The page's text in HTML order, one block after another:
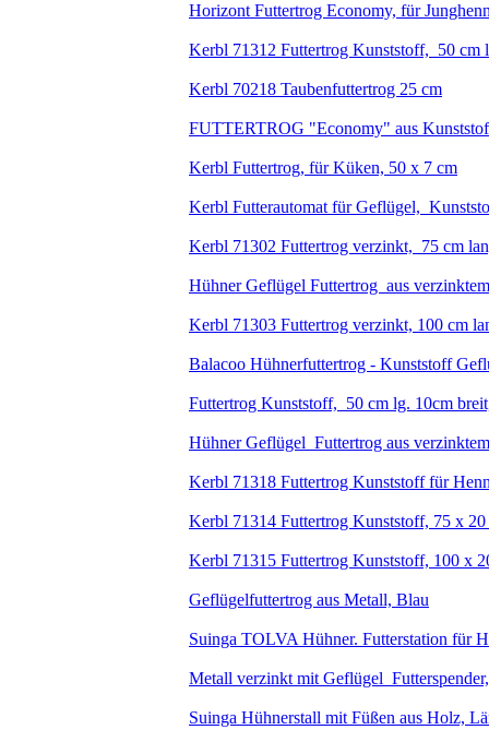
Horizont Futtertrog Economy, für
Kerbl 71312 Futtertrog Kunststoff, 50 cm
Kerbl 70218 Taubenfuttertrog 25 cm
FUTTERTROG "Economy" aus
Kerbl Futtertrog, für Küken, 50 x 7 cm
Kerbl Futterautomat für Geflügel,
Kerbl 71302 Futtertrog verzinkt, 75 cm
Hühner Geflügel Futtertrog aus
Kerbl 71303 Futtertrog verzinkt, 100 cm
Balacoo Hühnerfuttertrog - Kunststoff
Futtertrog Kunststoff, 50 cm lg. 10cm
Hühner Geflügel Futtertrog aus
Kerbl 71318 Futtertrog Kunststoff für
Kerbl 71314 Futtertrog Kunststoff, 75 x
Kerbl 71315 Futtertrog Kunststoff, 100 x
Geflügelfuttertrog aus Metall, Blau
Suinga TOLVA Hühner. Futterstation für
Metall verzinkt mit Geflügel
Suinga Hühnerstall mit Füßen aus Holz,